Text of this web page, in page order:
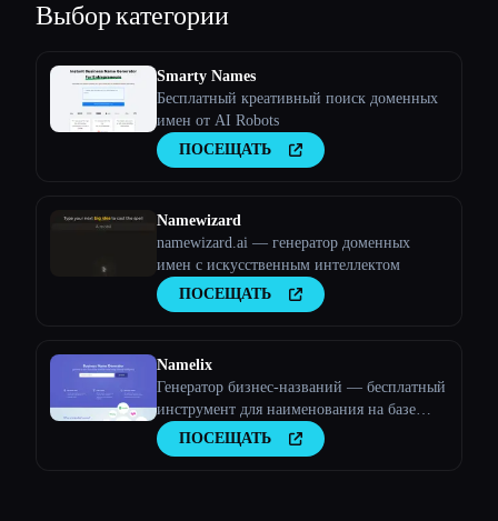
Выбор категории
Smarty Names
Бесплатный креативный поиск доменных
имен от AI Robots
ПОСЕЩАТЬ
Namewizard
namewizard.ai — генератор доменных
имен с искусственным интеллектом
ПОСЕЩАТЬ
Namelix
Генератор бизнес-названий — бесплатный
инструмент для наименования на базе
искусственного интеллекта — Namelix
ПОСЕЩАТЬ